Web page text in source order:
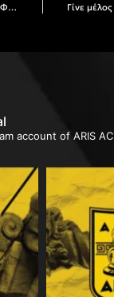
Η διάθεση της Κάρτας Φιλάθλου του ΑΡΗ (03/02 – 09/02)
account of ARIS AC|